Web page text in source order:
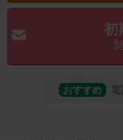
初
おすすめ